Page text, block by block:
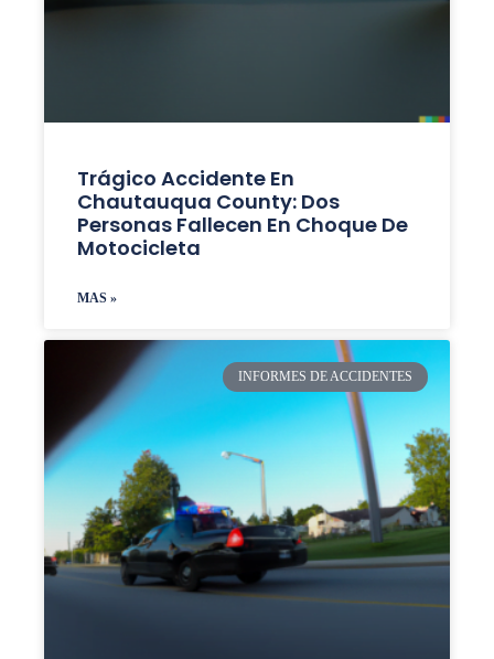
Trágico Accidente En
Chautauqua County: Dos
Personas Fallecen En Choque De
Motocicleta
MAS »
INFORMES DE ACCIDENTES